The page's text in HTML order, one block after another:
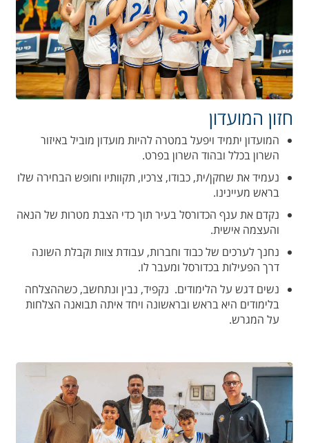
חזון המועדון
המועדון יתמיד ויפעל במטרה להיות מועדון מוביל באיזור
השרון בכלל ובהוד השרון בפרט.
נעמיד את שחקן/ית, כבודו, צרכיו, תקוותיו וחופש הבחירה שלו
בראש מעיינינו.
נקדם את ענף הכדורסל בעיר תוך כדי הצבת מטרות של הנאה
והעצמה אישית.
נחנך לערכים של כבוד וחברות, עבודת צוות וקבלת השונה
דרך הפעילות בכדורסל ומעבר לו.
נשים דגש על הלימודים. נקפיד, נבין ונתחשב, כשההצלחה
בלימודים היא בראש ובראשונה ויחד איתה תבואנה הצלחות
על המגרש.